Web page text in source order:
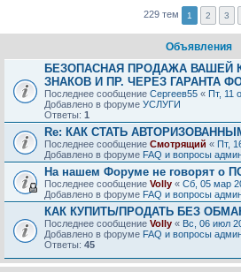
229 тем 1 2 3
Объявления
БЕЗОПАСНАЯ ПРОДАЖА ВАШЕЙ
ЗНАКОВ И ПР. ЧЕРЕЗ ГАРАНТА
Последнее сообщение Сергеев55 « Пт, 11
Добавлено в форуме УСЛУГИ
Ответы: 1
Re: КАК СТАТЬ
Последнее сообщение Смотрящий « Пт,
Добавлено в форуме FAQ и вопросы
На нашем Форуме не говорят о
Последнее сообщение Volly « Сб, 05 мар
Добавлено в форуме FAQ и вопросы
КАК КУПИТЬ/ПРОДАТЬ БЕЗ
Последнее сообщение Volly « Вс, 06 июл
Добавлено в форуме FAQ и вопросы
Ответы: 45